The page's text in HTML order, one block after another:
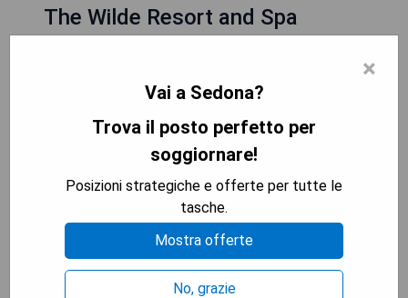
The Wilde Resort and Spa
Le camere dell'hotel The Wilde Resort and Spa
×
Vai a Sedona?
Trova il posto perfetto per
soggiornare!
Posizioni strategiche e offerte per tutte le
tasche.
Mostra offerte
No, grazie